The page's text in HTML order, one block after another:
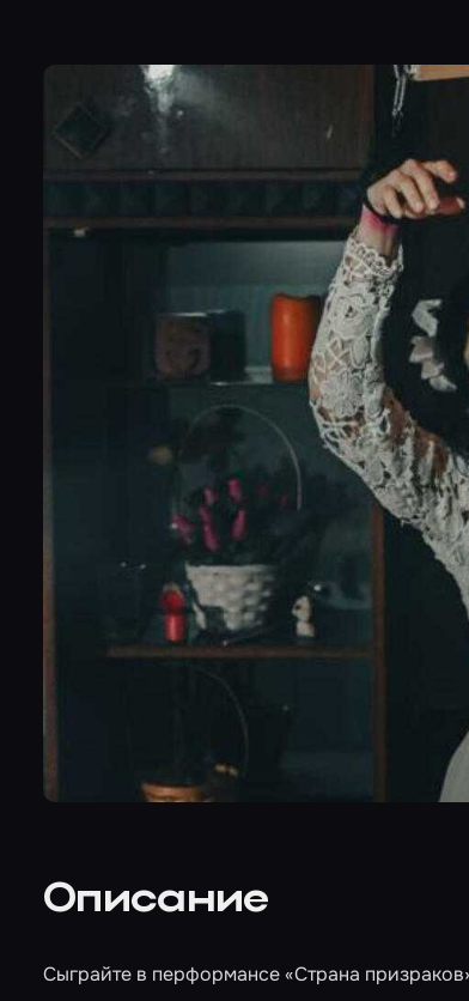
Описание
Сыграйте в перформансе«Страна